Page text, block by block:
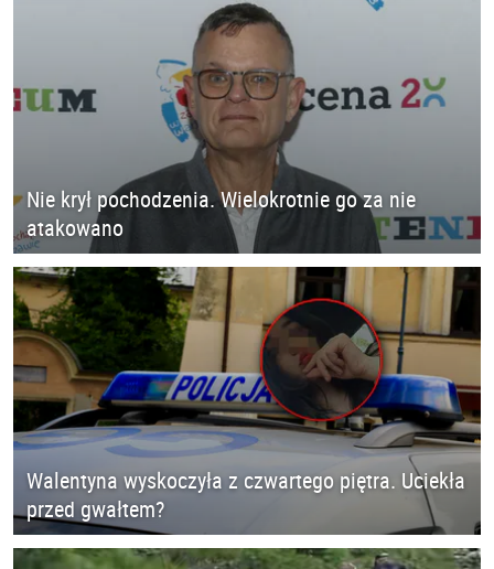
Nie krył pochodzenia. Wielokrotnie go za nie
atakowano
Walentyna wyskoczyła z czwartego piętra. Uciekła
przed gwałtem?